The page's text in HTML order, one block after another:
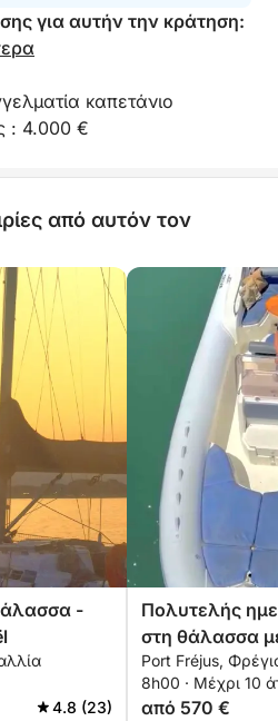
φίλους ή την οικογένεια.
πραγματική θαλάσσια
άνεση, ελευθερία και
Γαλλική Ριβιέρα.
απολαύστε μια εξαιρετική
για αυτήν την κράτηση:
καπετάνιο
: 4.000 €
από αυτόν τον
-
4.8 (23)
Πολυτελής
στη θάλασσα
το Fréjus
Port Fréjus,
8h00 · Μέχρι 10
από 570 €